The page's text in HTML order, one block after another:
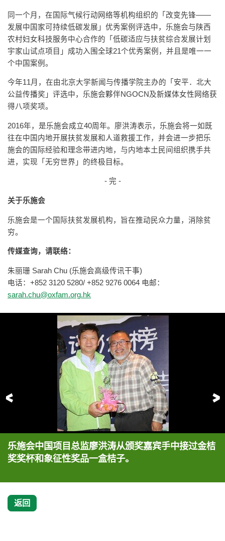
同一个月，在国际气候行动网络等机构组织的「改变先锋——
发展中国家可持续低碳发展」优秀案例评选中，乐施会与陕西
农村妇女科技服务中心合作的「低碳适应与扶贫综合发展计划
宇家山试点项目」成功入围全球21个优秀案例，并且是唯一一
个中国案例。
今年11月，在由北京大学新闻与传播学院主办的「安平．北大
公益传播奖」评选中，乐施会夥伴NGOCN及新媒体女性网络获
得八项奖项。
2016年，是乐施会成立40周年。廖洪涛表示，乐施会将一如既
往在中国内地开展扶贫发展和人道救援工作，并会进一步把乐
施会的国际经验和理念带进内地，与内地本土民间组织携手共
进，实现「无穷世界」的终极目标。
- 完 -
关于乐施会
乐施会是一个国际扶贫发展机构，旨在推动民众力量，消除贫
穷。
传媒查询，请联络：
朱丽珊 Sarah Chu (乐施会高级传讯干事)
电话：+852 3120 5280/ +852 9276 0064 电邮：
sarah.chu@oxfam.org.hk
前一页
乐施会中国项目总监廖洪涛从颁奖嘉宾手中接过金桔
奖奖杯和象征性奖品一盒桔子。
乐施会中国项目总监廖洪涛发言，感谢内地民间组织
对乐施会的认同。
乐施会中国项目总监廖洪涛领取金桔奖。
乐施会等十家资助方获颁金桔奖，获奖机构与颁奖嘉
宾合影留念。
返回